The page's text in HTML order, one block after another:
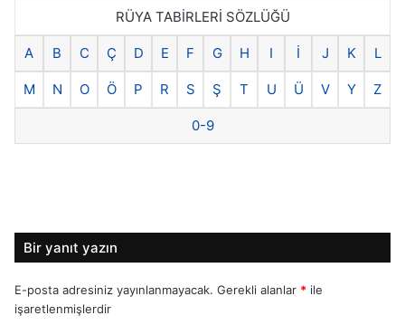
RÜYA TABİRLERİ SÖZLÜĞÜ
A B C Ç D E F G H I İ J K L
M N O Ö P R S Ş T U Ü V Y Z
0-9
Bir yanıt yazın
E-posta adresiniz yayınlanmayacak. Gerekli alanlar * ile
işaretlenmişlerdir